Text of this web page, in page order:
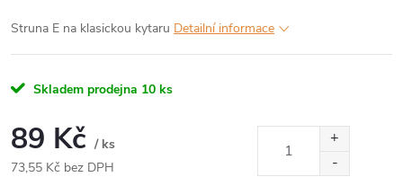
Struna E na klasickou kytaru Detailní informace
Skladem prodejna 10 ks
89 Kč / ks
73,55 Kč bez DPH